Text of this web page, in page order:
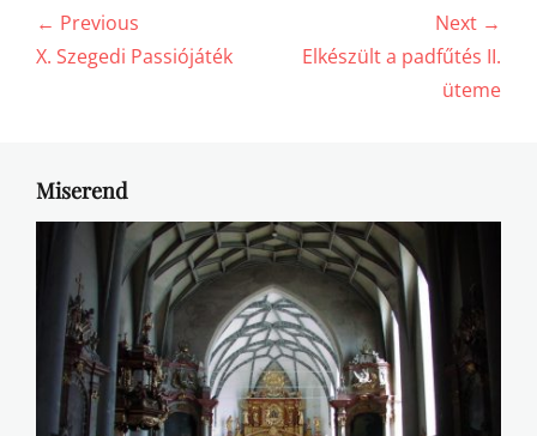
Bejegyzés
navigáció
← Previous
Previous
X. Szegedi Passiójáték
Next →
NextElkészült a padfűtés II.
üteme
Miserend